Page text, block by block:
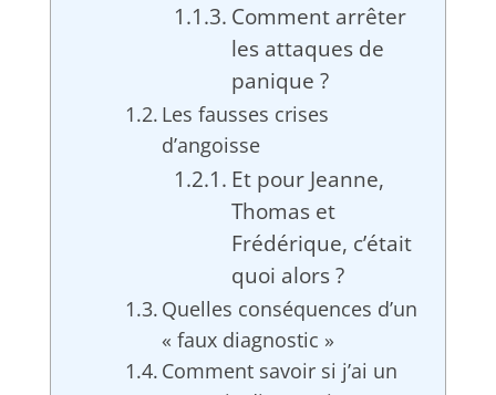
Comment arrêter
les attaques de
panique ?
Les fausses crises
d’angoisse
Et pour Jeanne,
Thomas et
Frédérique, c’était
quoi alors ?
Quelles conséquences d’un
« faux diagnostic »
Comment savoir si j’ai un